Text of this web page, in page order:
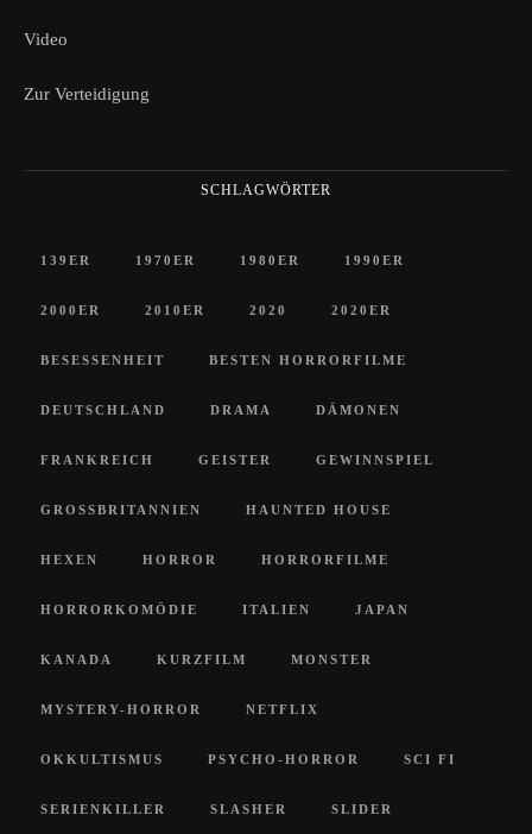
Video
Zur Verteidigung
SCHLAGWÖRTER
139ER 1970ER 1980ER 1990ER
2000ER 2010ER 2020 2020ER
BESESSENHEIT BESTEN HORRORFILME
DEUTSCHLAND DRAMA DÄMONEN
FRANKREICH GEISTER GEWINNSPIEL
GROSSBRITANNIEN HAUNTED HOUSE
HEXEN HORROR HORRORFILME
HORRORKOMÖDIE ITALIEN JAPAN
KANADA KURZFILM MONSTER
MYSTERY-HORROR NETFLIX
OKKULTISMUS PSYCHO-HORROR SCI FI
SERIENKILLER SLASHER SLIDER